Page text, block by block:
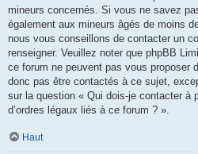
mineurs concernés. Si vous ne savez
également aux mineurs âgés de moins
nous vous conseillons de contacter un
renseigner. Veuillez noter que phpBB
ce forum ne peuvent pas vous proposer
donc pas être contactés à ce sujet,
sur la question « Qui dois-je contacter à
d’ordres légaux liés à ce forum ? ».
Haut